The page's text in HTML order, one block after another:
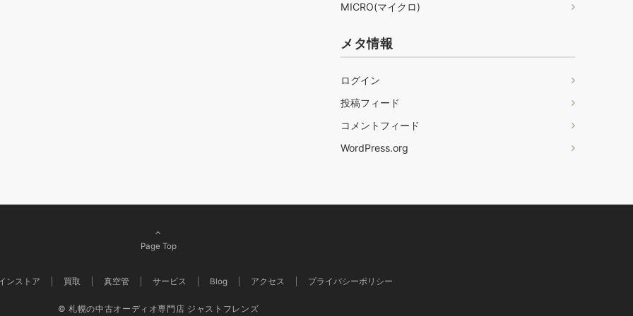
MICRO(マイクロ)
メタ情報
ログイン
投稿フィード
コメントフィード
WordPress.org
Page Top
ンストア 買取 真空管 サービス Blog アクセス プライバシーポリシー
© 札幌の中古オーディオ専門店 ジャストフレンズ